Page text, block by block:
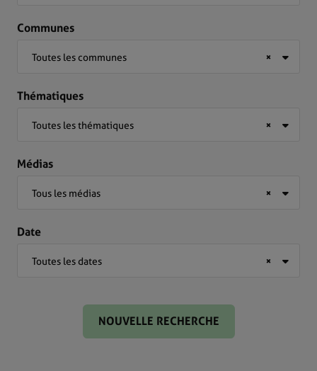
Communes
×
Toutes les communes
Thématiques
×
Toutes les thématiques
Médias
×
Tous les médias
Date
×
Toutes les dates